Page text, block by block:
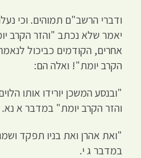
ודברי הרשב"ם תמוהים. וכי
יאמר שלא נכתב "והזר הקרב
אחרים, הקודמים כביכול
הקרב יומת"! ואלה הם:
"ובנסע המשכן יורידו אותו
והזר הקרב יומת" במדבר א נא.
"ואת אהרן ואת בניו תפקד
במדבר ג י.